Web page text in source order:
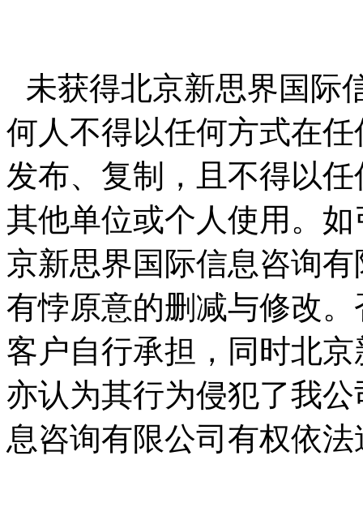
未获得北京新思界国际
何人不得以任何方式在
发布、复制，且不得以
其他单位或个人使用。
京新思界国际信息咨询
有悖原意的删减与修改
客户自行承担，同时北
亦认为其行为侵犯了我
息咨询有限公司有权依